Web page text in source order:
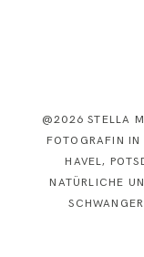
@2026 STELLA
FOTOGRAFIN IN
HAVEL,
NATÜRLICHE